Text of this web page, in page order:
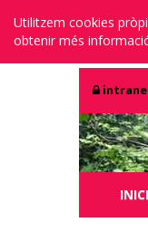
Utilitzem cookies
obtenir més
INICI